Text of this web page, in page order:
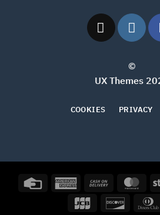
COOKIES
MasterCard
Cash
Delivery
American
Credit
Dinners
Discover
JCB